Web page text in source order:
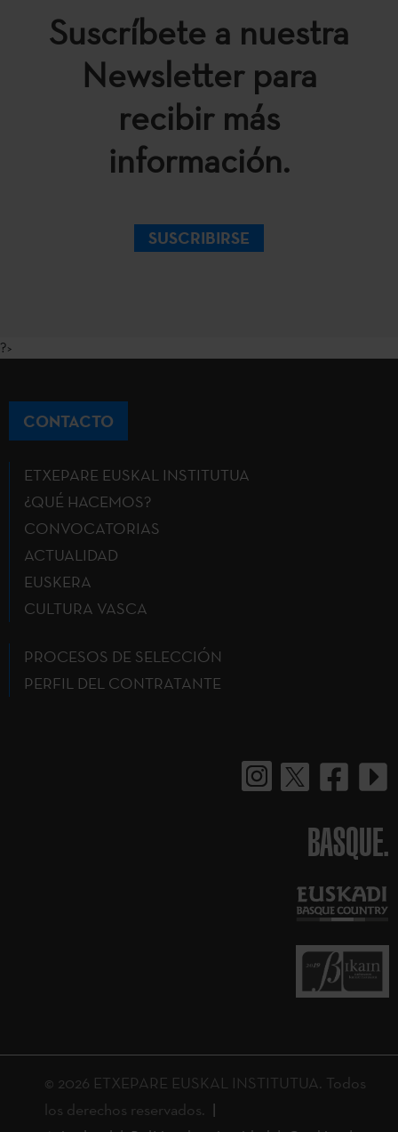
Suscríbete a nuestra
Newsletter para
recibir más
información.
SUSCRIBIRSE
?>
CONTACTO
ETXEPARE EUSKAL INSTITUTUA
¿QUÉ HACEMOS?
CONVOCATORIAS
ACTUALIDAD
EUSKERA
CULTURA VASCA
PROCESOS DE SELECCIÓN
PERFIL DEL CONTRATANTE
BASQUE.
© 2026 ETXEPARE EUSKAL INSTITUTUA. Todos
los derechos reservados.